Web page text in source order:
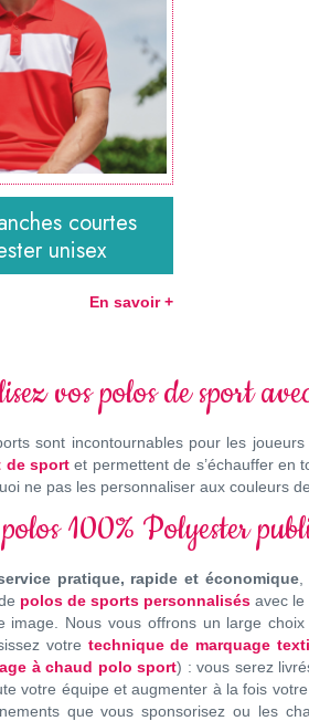
courtes
unisex
En savoir +
vos polos de sport
sont incontournables pour les
de sport et permettent de s’échauffer en
ne pas les personnaliser aux couleurs
100% Polyester
pratique, rapide et économique
polos de sports personnalisés avec le
image. Nous vous offrons un large
votre technique de marquage
à chaud polo sport) : vous serez
votre équipe et augmenter à la fois
que vous sponsorisez ou les